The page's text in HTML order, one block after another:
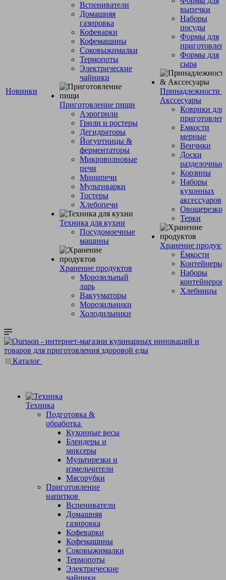
Новинки
Вспениватели
Домашняя
газировка
Кофеварки
Кофемашины
Соковыжималки
Термопоты
Электрические
чайники
Приготовление пищи
Аэрогрили
Грили и ростеры
Дегидраторы
Йогуртницы &
ферментаторы
Микроволновые
печи
Минипечи
Мультиварки
Тостеры
Хлебопечи
Техника для кухни
Посудомоечные
машины
Хранение продуктов
Морозильный
ларь
Вакууматоры
Морозильники
Холодильники
выпечки
Наборы
посуды
Формы для
Формы для
сыра
Принадлежности
Акссесуары
Коврики для
Емкости
мерные
Венчики
Доски
разделочные
Корзины
Наборы
кухонных
аксессуаров
Овощерезки
Терки
Хранение
Ёмкости
Контейнеры
Наборы
контейнеров
Хлебницы
Каталог
Техника
Подготовка &
обработка
Кухонные весы
Блендеры и
миксеры
Мультирезки и
измельчители
Мясорубки
Приготовление
напитков
Вспениватели
Домашняя
газировка
Кофеварки
Кофемашины
Соковыжималки
Термопоты
Электрические
чайники